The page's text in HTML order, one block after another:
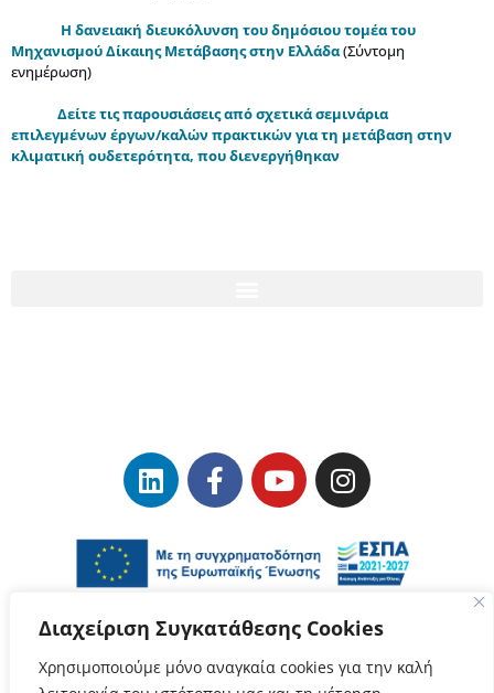
Διαχείριση Συγκατάθεσης Cookies
Χρησιμοποιούμε μόνο αναγκαία cookies για την καλή
Η δανειακή διευκόλυνση του δημόσιου τομέα του
Μηχανισμού Δίκαιης Μετάβασης στην Ελλάδα(Σύντομη
ενημέρωση)
Δείτε τις παρουσιάσεις από σχετικά σεμινάρια
επιλεγμένων έργων/καλών πρακτικών για τη μετάβαση στην
κλιματική ουδετερότητα, που διενεργήθηκαν